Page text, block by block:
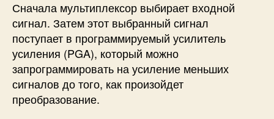
Сначала мультиплексор выбирает входной
сигнал. Затем этот выбранный сигнал
поступает в программируемый усилитель
усиления (PGA), который можно
запрограммировать на усиление меньших
сигналов до того, как произойдет
преобразование.